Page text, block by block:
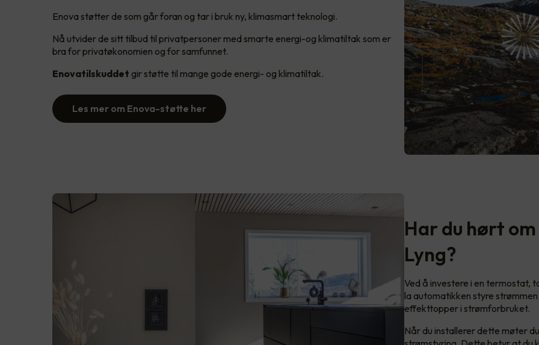
Enova støtter de som går foran og tar i bruk ny, klimasmart teknologi.
Nå utvider de sitt tilbud til privatpersoner med smarte energi-og klimatiltak som er
bra for privatøkonomien og for samfunnet.
Enovatilskuddet gir støtte til mange gode energi- og klimatiltak.
Les mer om Enova-støtte her
Har du hørt
Lyng?
Ved å investere i en termostat,
la automatikken styre
effekttopper i strømforbruket.
Når du installerer dette møter